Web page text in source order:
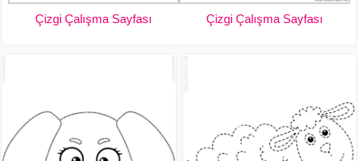
Çizgi Çalışma Sayfası Çizgi Çalışma Sayfası